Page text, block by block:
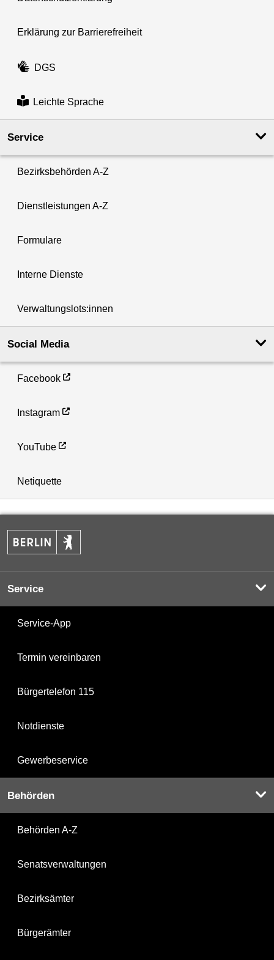
Erklärung zur Barrierefreiheit
DGS
Leichte Sprache
Service
Bezirksbehörden A-Z
Dienstleistungen A-Z
Formulare
Interne Dienste
Verwaltungslots:innen
Social Media
Facebook
Instagram
YouTube
Netiquette
Service
Service-App
Termin vereinbaren
Bürgertelefon 115
Notdienste
Gewerbeservice
Behörden
Behörden A-Z
Senatsverwaltungen
Bezirksämter
Bürgerämter